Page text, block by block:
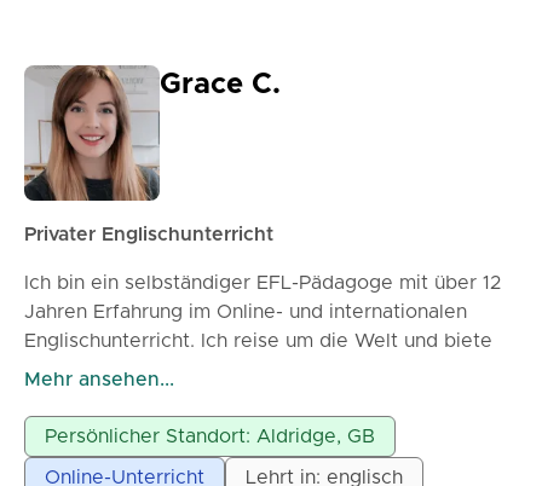
Grace C.
Privater Englischunterricht
Ich bin ein selbständiger EFL-Pädagoge mit über 12
Jahren Erfahrung im Online- und internationalen
Englischunterricht. Ich reise um die Welt und biete
meine Expertise sowohl online als auch im
ausgerichtet und anpassungsfähig, wodurch
Lernende in ihrem eigenen Tempo Fortschritte
Mehr ansehen...
Persönlicher Standort: Aldridge, GB
Online-Unterricht Lehrt in: englisch